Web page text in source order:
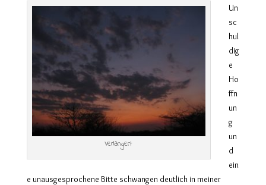
Verlängert
Un
sc
hul
dig
e
Ho
ffn
un
g
un
d
ein
e unausgesprochene Bitte schwangen deutlich in meiner